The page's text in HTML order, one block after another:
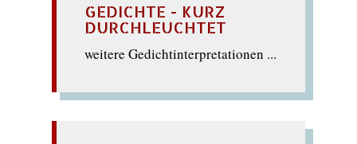
GEDICHTE - KURZ
DURCHLEUCHTET
weitere Gedichtinterpretationen ...